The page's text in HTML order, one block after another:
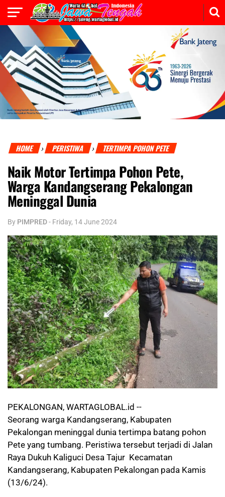
HOME › PERISTIWA › TERTIMPA POHON PETE
Naik Motor Tertimpa Pohon Pete,
Warga Kandangserang Pekalongan
Meninggal Dunia
By PIMPRED- Friday, 14 June 2024
PEKALONGAN, WARTAGLOBAL.id --
Seorang warga Kandangserang, Kabupaten
Pekalongan meninggal dunia tertimpa batang pohon
Pete yang tumbang. Peristiwa tersebut terjadi di Jalan
Raya Dukuh Kaliguci Desa Tajur Kecamatan
Kandangserang, Kabupaten Pekalongan pada Kamis
(13/6/24).